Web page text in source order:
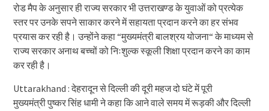
रोड मैप के अनुसार ही राज्य सरकार भी उत्तराखण्ड के युवाओं को प्रत्येक
स्तर पर उनके सपने साकार करने में सहायता प्रदान करने का हर संभव
प्रयास कर रही है। उन्होंने कहा “मुख्यमंत्री बालश्रय योजना“ के माध्यम से
राज्य सरकार अनाथ बच्चों को निःशुल्क स्कूली शिक्षा प्रदान करने का काम
कर रही है।
Uttarakhand : देहरादून से दिल्ली की दूरी महज दो घंटे में पूरी
मुख्यमंत्री पुष्कर सिंह धामी ने कहा कि आने वाले समय में रूड़की और दिल्ली